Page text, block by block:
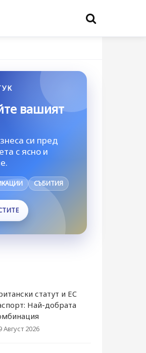
вашият
си пред
с ясно и
СЪБИТИЯ
статут и ЕС
Най-добрата
Август 2026